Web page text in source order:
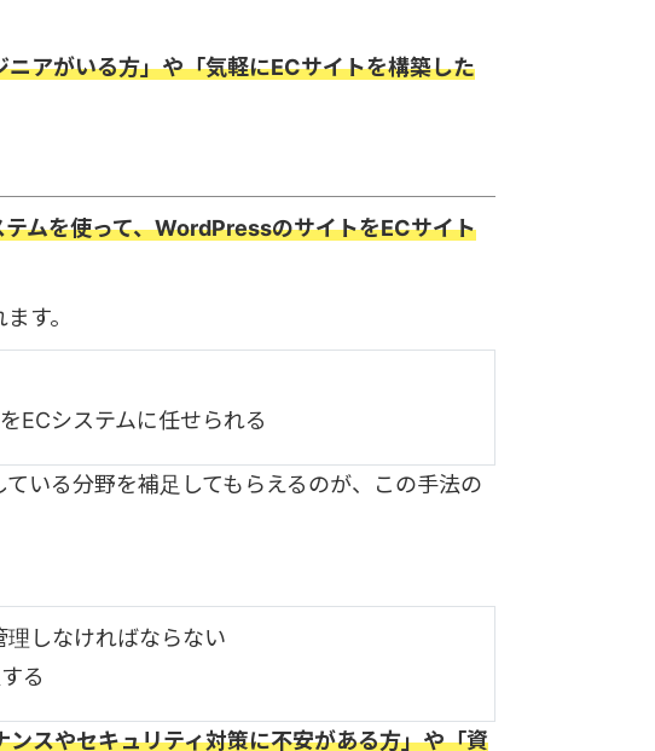
アがいる方」や「気軽にECサイトを構築した
ムを使って、WordPressのサイトをECサイト
す。
ECシステムに任せられる
いる分野を補足してもらえるのが、この手法の
しなければならない
る
スやセキュリティ対策に不安がある方」や「資